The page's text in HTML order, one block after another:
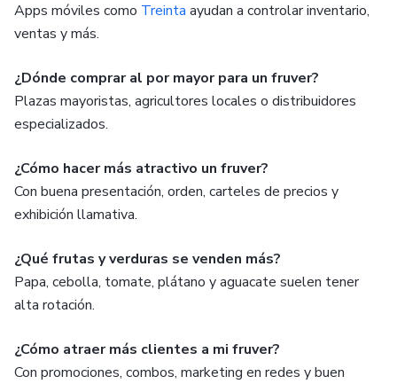
Apps móviles como Treinta ayudan a controlar inventario,
ventas y más.
¿Dónde comprar al por mayor para un fruver?
Plazas mayoristas, agricultores locales o distribuidores
especializados.
¿Cómo hacer más atractivo un fruver?
Con buena presentación, orden, carteles de precios y
exhibición llamativa.
¿Qué frutas y verduras se venden más?
Papa, cebolla, tomate, plátano y aguacate suelen tener
alta rotación.
¿Cómo atraer más clientes a mi fruver?
Con promociones, combos, marketing en redes y buen